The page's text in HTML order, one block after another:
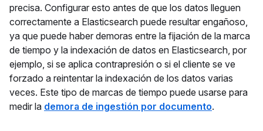
precisa. Configurar esto antes de que los datos lleguen
correctamente a Elasticsearch puede resultar engañoso,
ya que puede haber demoras entre la fijación de la marca
de tiempo y la indexación de datos en Elasticsearch, por
ejemplo, si se aplica contrapresión o si el cliente se ve
forzado a reintentar la indexación de los datos varias
veces. Este tipo de marcas de tiempo puede usarse para
medir la demora de ingestión por documento.